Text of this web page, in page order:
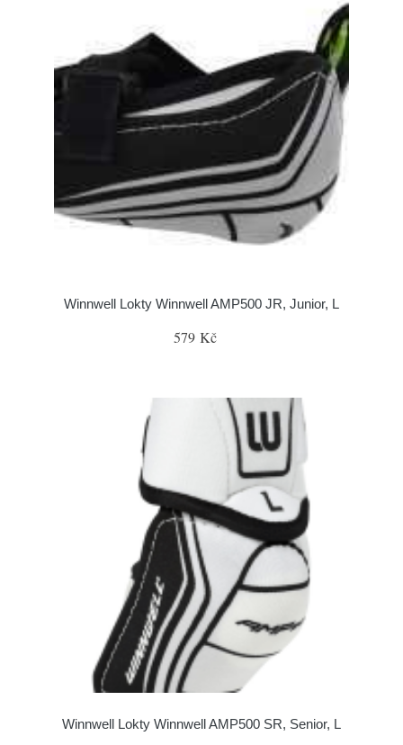
Winnwell Lokty Winnwell AMP500 JR, Junior, L
579 Kč
Winnwell Lokty Winnwell AMP500 SR, Senior, L